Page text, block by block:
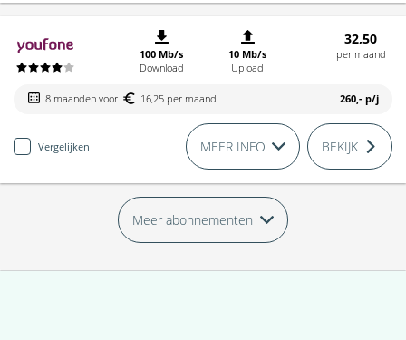
100 Mb/s
Download
10 Mb/s
Upload
32,50
per maand
8 maanden voor 16,25 per maand 260,- p/j
Vergelijken MEER INFO BEKIJK
Meer abonnementen